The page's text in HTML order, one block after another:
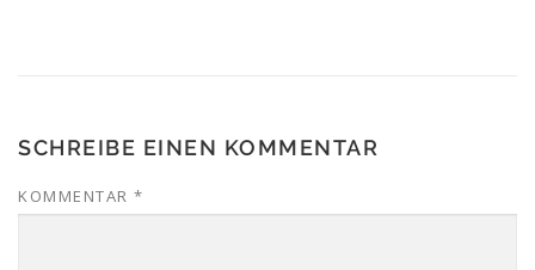
SCHREIBE EINEN KOMMENTAR
KOMMENTAR *